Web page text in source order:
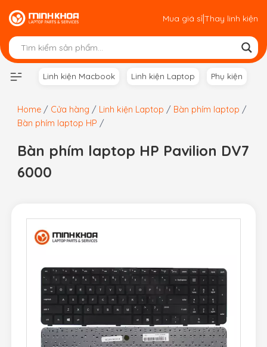
Skip
to
content
Mua giá sỉ|Thay linh kiện
Linh kiện Macbook Linh kiện Laptop Phụ kiện
Home / Cửa hàng / Linh kiện Laptop / Bàn phím laptop /
Bàn phím laptop HP /
Bàn phím laptop HP Pavilion DV7
6000